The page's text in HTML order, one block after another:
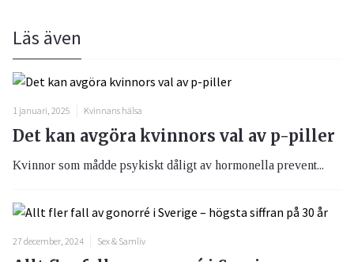
Läs även
1 januari, 2025 Kvinnans hälsa
Det kan avgöra kvinnors val av p-piller
Kvinnor som mådde psykiskt dåligt av hormonella prevent...
27 december, 2024 Sex & Samliv